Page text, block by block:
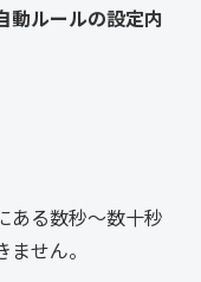
動ルールの設定内
ある数秒～数十秒
せん。